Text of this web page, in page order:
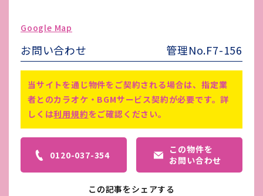
備考 ※詳細、要相談
Google Map
お問い合わせ 管理No.F7-156
当サイトを通じ物件をご契約される場合は、指定業
者とのカラオケ・BGMサービス契約が必要です。詳
しくは利用規約をご確認ください。
0120-037-354
この物件を
お問い合わせ
この記事をシェアする